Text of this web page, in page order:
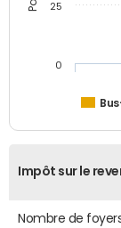
0
25
Impôt sur le
Nombre de